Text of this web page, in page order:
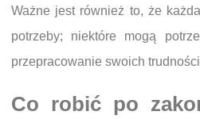
Ważne jest również to, że
potrzeby; niektóre mogą
przepracowanie swoich
Co robić po